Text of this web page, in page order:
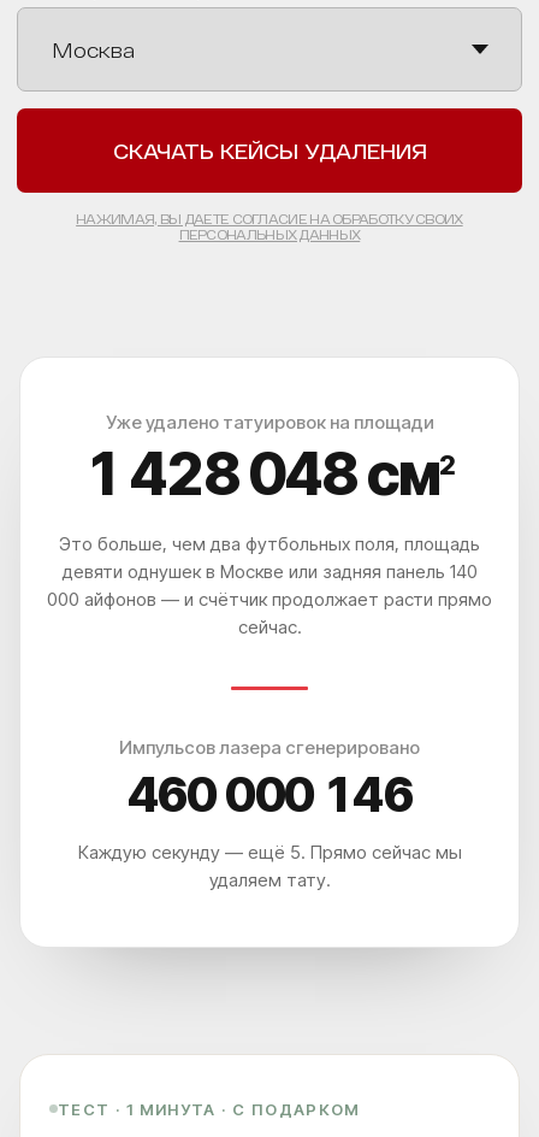
Уже удалено татуировок на площади
1 428 052см2
Это больше, чем два футбольных поля, площадь
девяти однушек в Москве или задняя панель 140
000 айфонов — и счётчик продолжает расти прямо
сейчас.
Импульсов лазера сгенерировано
460 000 153
Каждую секунду — ещё 5. Прямо сейчас мы
удаляем тату.
ТЕСТ · 1 МИНУТА · С ПОДАРКОМ
НАЖИМАЯ, ВЫ ДАЕТЕ СОГЛАСИЕ НА ОБРАБОТКУ СВОИХ
ПЕРСОНАЛЬНЫХ ДАННЫХ
ЭТО ЛЕГКО И УДОБНО
В 5 МИНУТАХ ОТ М. ПАВЕЛЕЦКАЯ
МЫ НАХОДИМСЯ ПО АДРЕСУ
ЛЕТНИКОВСКАЯ УЛ., 10, СТР. 2